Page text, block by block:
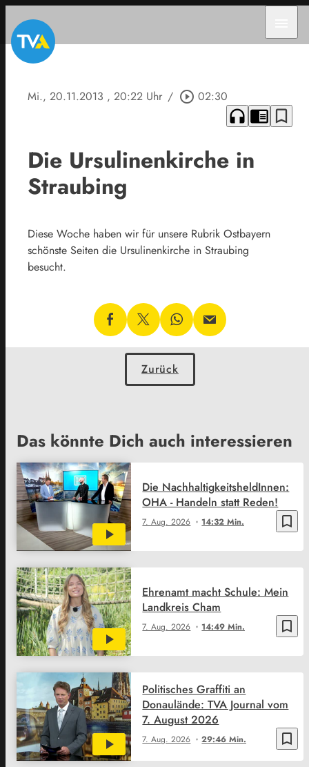
Mi., 20.11.2013 , 20:22 Uhr / play_circle_outline 02:30
headphones chrome_reader_mode bookmark_border
Die Ursulinenkirche in
Straubing
Diese Woche haben wir für unsere Rubrik Ostbayern
schönste Seiten die Ursulinenkirche in Straubing
besucht.
Zurück
Das könnte Dich auch interessieren
bookmark_border
7. Aug. 2026 14:32 Min.
Die NachhaltigkeitsheldInnen:
OHA - Handeln statt Reden!
bookmark_border
7. Aug. 2026 14:49 Min.
Ehrenamt macht Schule: Mein
Landkreis Cham
bookmark_border
7. Aug. 2026 29:46 Min.
Politisches Graffiti an
Donaulände: TVA Journal vom
7. August 2026